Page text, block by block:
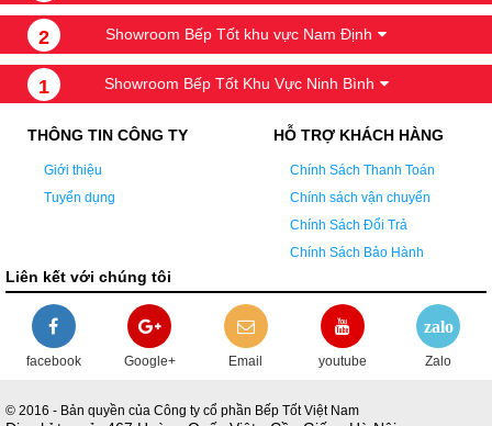
2 Showroom Bếp Tốt khu vực Nam Định
1 Showroom Bếp Tốt Khu Vực Ninh Bình
THÔNG TIN CÔNG TY
Giới thiệu
Tuyển dụng
HỖ TRỢ KHÁCH HÀNG
Chính Sách Thanh Toán
Chính sách vận chuyển
Chính Sách Đổi Trả
Chính Sách Bảo Hành
Liên kết với chúng tôi
facebook Google+ Email youtube
zalo
Zalo
© 2016 - Bản quyền của Công ty cổ phần Bếp Tốt Việt Nam